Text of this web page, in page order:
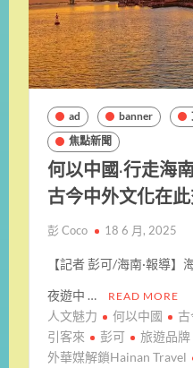
ad banner
焦點新聞
何以中國·行走
古今中外文化在此
彭 Coco 18 6 月, 2025
【記者 彭可/海南·報導
夜遊中 … READ MORE
人文魅力 何以中國 古
引客來
彭可 旅遊品牌
外華媒解鎖Hainan Travel